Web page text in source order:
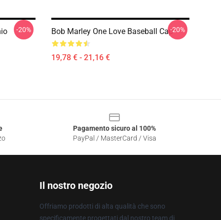
-20% Bob Marley One Love Baseball Cap
19,78 € - 21,16 €
-20%
Pagamento sicuro al 100%
PayPal / MasterCard / Visa
Il nostro negozio
Offriamo prodotti di alta qualità che sono
specificamente progettati dal nostro team di